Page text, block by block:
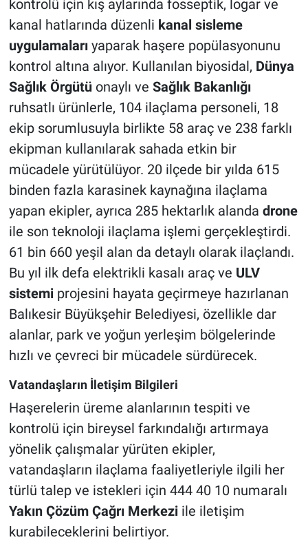
kontrolü için kış aylarında fosseptik, logar ve
kanal hatlarında düzenli kanal sisleme
uygulamalarıyaparak haşere popülasyonunu
kontrol altına alıyor. Kullanılan biyosidal, Dünya
Sağlık Örgütüonaylı ve Sağlık Bakanlığı
ruhsatlı ürünlerle, 104 ilaçlama personeli, 18
ekip sorumlusuyla birlikte 58 araç ve 238 farklı
ekipman kullanılarak sahada etkin bir
mücadele yürütülüyor. 20 ilçede bir yılda 615
binden fazla karasinek kaynağına ilaçlama
yapan ekipler, ayrıca 285 hektarlık alanda drone
ile son teknoloji ilaçlama işlemi gerçekleştirdi.
61 bin 660 yeşil alan da detaylı olarak ilaçlandı.
Bu yıl ilk defa elektrikli kasalı araç ve ULV
sistemiprojesini hayata geçirmeye hazırlanan
Balıkesir Büyükşehir Belediyesi, özellikle dar
alanlar, park ve yoğun yerleşim bölgelerinde
hızlı ve çevreci bir mücadele sürdürecek.
Vatandaşların İletişim Bilgileri
Haşerelerin üreme alanlarının tespiti ve
kontrolü için bireysel farkındalığı artırmaya
yönelik çalışmalar yürüten ekipler,
vatandaşların ilaçlama faaliyetleriyle ilgili her
türlü talep ve istekleri için 444 40 10 numaralı
Yakın Çözüm Çağrı Merkeziile iletişim
kurabileceklerini belirtiyor.